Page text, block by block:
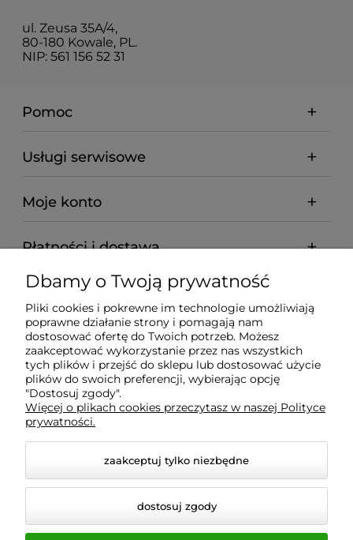
ul. Zeusa 35A/4,
80-180 Kowale, PL.
NIP: 561 156 52 31
Pomoc
Usługi serwisowe
Moje konto
Płatności i dostawa
Informacje
O nas
Wyposażenie Gastronomii - Projekty Technologiczne -
Sklep Gastronomiczny - Serwis Sprzętu
Gastronomicznego | Gdańsk - Trójmiasto - Pomorskie
Dbamy o Twoją prywatność
Pliki cookies i pokrewne im technologie umożliwiają
poprawne działanie strony i pomagają nam
dostosować ofertę do Twoich potrzeb. Możesz
zaakceptować wykorzystanie przez nas wszystkich
tych plików i przejść do sklepu lub dostosować użycie
plików do swoich preferencji, wybierając opcję
"Dostosuj zgody".
Więcej o plikach cookies przeczytasz w naszej Polityce
prywatności.
zaakceptuj tylko niezbędne
dostosuj zgody